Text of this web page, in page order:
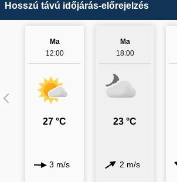
Hosszú távú időjárás-előrejelzés
Ma
12:00
27 °C
3 m/s
Ma
18:00
23 °C
2 m/s